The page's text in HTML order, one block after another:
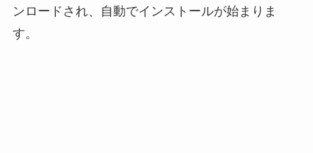
ンロードされ、自動でインストールが始まりま
す。